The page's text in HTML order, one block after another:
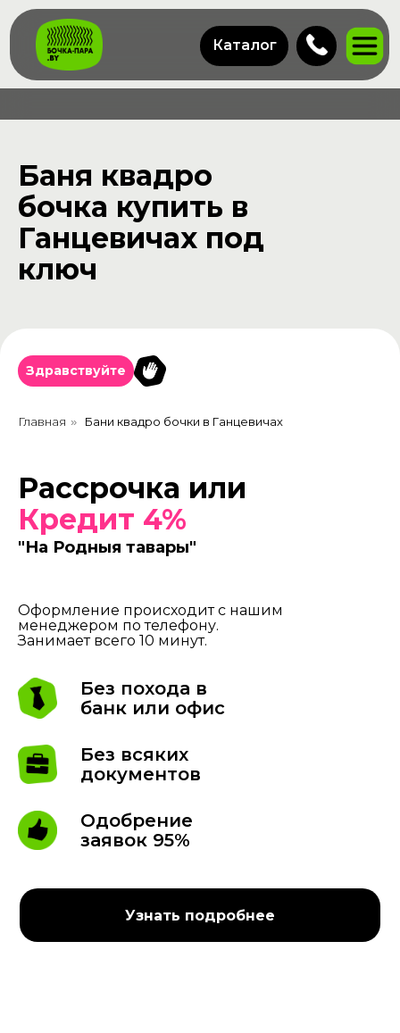
Каталог
Баня квадро
бочка купить в
Ганцевичах под
ключ
Здравствуйте
Главная » Бани квадро бочки в Ганцевичах
Рассрочка или
Кредит 4%
"На Родныя тавары"
Без похода в
банк или офис
Оформление происходит с нашим
менеджером по телефону.
Занимает всего 10 минут.
Без всяких
документов
Одобрение
заявок 95%
Узнать подробнее